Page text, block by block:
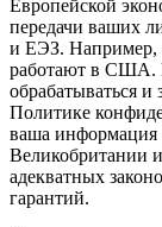
Европейской
передачи ваших
и ЕЭЗ. Например,
работают в США.
обрабатываться и
Политике
ваша информация
Великобритании
адекватных
гарантий.